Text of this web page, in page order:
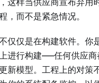
这样当供应商宣布弃用
，而不是紧急情况。
仅仅是在构建软件。你
进行构建——任何供应商
新模型。工程上的对策